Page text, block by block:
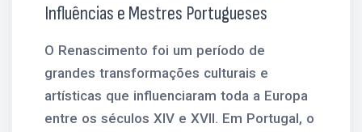
Influências e Mestres Portugueses
O Renascimento foi um período de
grandes transformações culturais e
artísticas que influenciaram toda a Europa
entre os séculos XIV e XVII. Em Portugal, o